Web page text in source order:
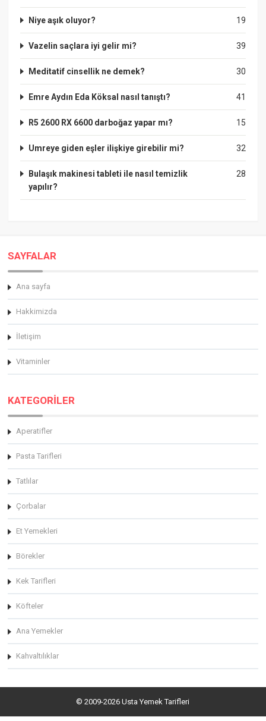
19
Niye aşık oluyor?
39
Vazelin saçlara iyi gelir mi?
30
Meditatif cinsellik ne demek?
41
Emre Aydın Eda Köksal nasıl tanıştı?
15
R5 2600 RX 6600 darboğaz yapar mı?
32
Umreye giden eşler ilişkiye girebilir mi?
28
Bulaşık makinesi tableti ile nasıl temizlik
yapılır?
SAYFALAR
Ana sayfa
Hakkimizda
İletişim
Vitaminler
KATEGORİLER
Aperatifler
Pasta Tarifleri
Tatlılar
Çorbalar
Et Yemekleri
Börekler
Kek Tarifleri
Köfteler
Ana Yemekler
Kahvaltılıklar
© 2009-2026 Usta Yemek Tarifleri